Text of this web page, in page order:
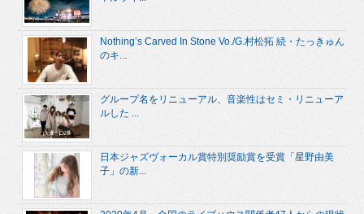
Nothing’s Carved In Stone Vo./G.村松拓 続・たっきゅん
のキ...
グループ名をリニューアル、音楽性はセミ・リニューア
ルした ...
日本ジャズヴォーカル賞特別奨励賞を受賞「星野由美
子」の新...